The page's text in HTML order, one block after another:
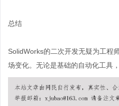
总结
SolidWorks的二次开发无疑为工程
场变化。无论是基础的自动化工具